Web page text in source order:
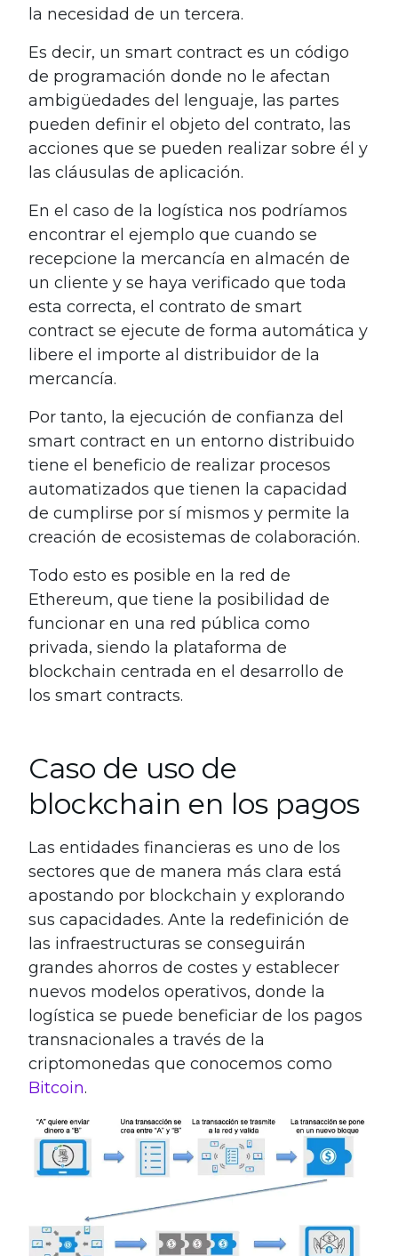
la necesidad de un tercera.
Es decir, un smart contract es un código
de programación donde no le afectan
ambigüedades del lenguaje, las partes
pueden definir el objeto del contrato, las
acciones que se pueden realizar sobre él y
las cláusulas de aplicación.
En el caso de la logística nos podríamos
encontrar el ejemplo que cuando se
recepcione la mercancía en almacén de
un cliente y se haya verificado que toda
esta correcta, el contrato de smart
contract se ejecute de forma automática y
libere el importe al distribuidor de la
mercancía.
Por tanto, la ejecución de confianza del
smart contract en un entorno distribuido
tiene el beneficio de realizar procesos
automatizados que tienen la capacidad
de cumplirse por sí mismos y permite la
creación de ecosistemas de colaboración.
Todo esto es posible en la red de
Ethereum, que tiene la posibilidad de
funcionar en una red pública como
privada, siendo la plataforma de
blockchain centrada en el desarrollo de
los smart contracts.
Caso de uso de
blockchain en los pagos
Las entidades financieras es uno de los
sectores que de manera más clara está
apostando por blockchain y explorando
sus capacidades. Ante la redefinición de
las infraestructuras se conseguirán
grandes ahorros de costes y establecer
nuevos modelos operativos, donde la
logística se puede beneficiar de los pagos
transnacionales a través de la
criptomonedas que conocemos como
Bitcoin.